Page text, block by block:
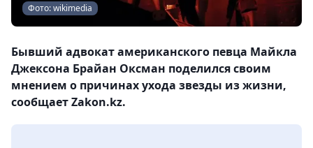
Фото: wikimedia
Бывший адвокат американского певца Майкла
Джексона Брайан Оксман поделился своим
мнением о причинах ухода звезды из жизни,
сообщает Zakon.kz.